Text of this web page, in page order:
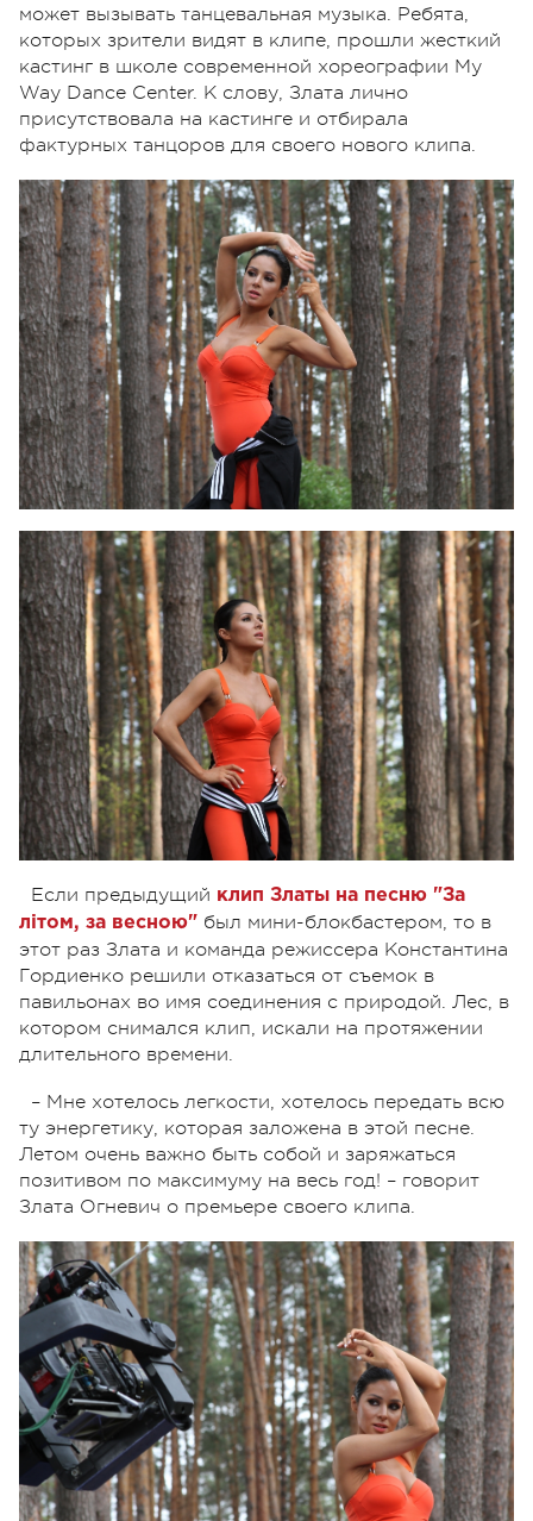
может вызывать танцевальная музыка. Ребята,
которых зрители видят в клипе, прошли жесткий
кастинг в школе современной хореографии My
Way Dance Center. К слову, Злата лично
присутствовала на кастинге и отбирала
фактурных танцоров для своего нового клипа.
Если предыдущий клип Златы на песню "За
літом, за весною" был мини-блокбастером, то в
этот раз Злата и команда режиссера Константина
Гордиенко решили отказаться от съемок в
павильонах во имя соединения с природой. Лес, в
котором снимался клип, искали на протяжении
длительного времени.
– Мне хотелось легкости, хотелось передать всю
ту энергетику, которая заложена в этой песне.
Летом очень важно быть собой и заряжаться
позитивом по максимуму на весь год! – говорит
Злата Огневич о премьере своего клипа.